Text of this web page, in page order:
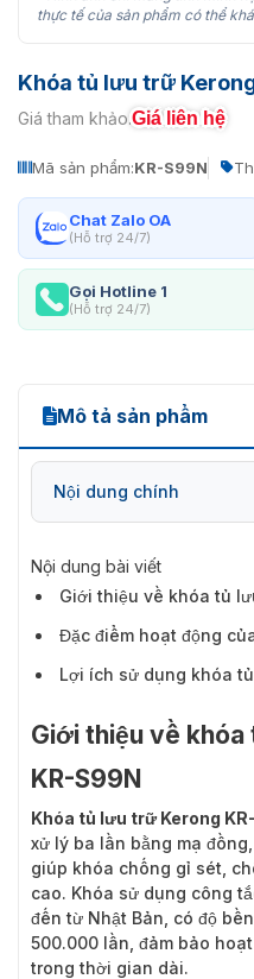
thực tế của sản phẩm có thể
Khóa tủ lưu trữ
Giá tham khảo:Giá liên hệ
Mã sản phẩm:KR-S99N
Chat Zalo OA
(Hỗ trợ 24/7)
Gọi Hotline 1
(Hỗ trợ 24/7)
Mô tả sản phẩm
Nội dung chính
Nội dung bài viết
Giới thiệu về khóa tủ
Đặc điểm hoạt động
Lợi ích sử dụng khóa
Giới thiệu về
KR-S99N
Khóa tủ lưu trữ Kerong
xử lý ba lần bằng mạ
giúp khóa chống gỉ sét,
cao. Khóa sử dụng công
đến từ Nhật Bản, có độ
500.000 lần, đảm bảo
trong thời gian dài.